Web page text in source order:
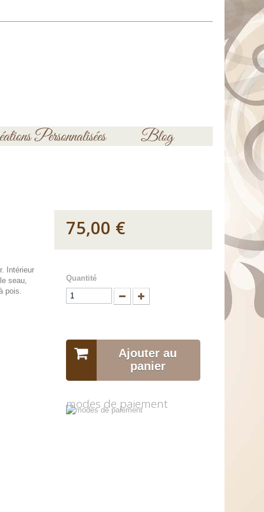
Personnalisées Blog
Intérieur
seau,
pois.
75,00 €
Quantité
Ajouter au
panier
modes de paiement